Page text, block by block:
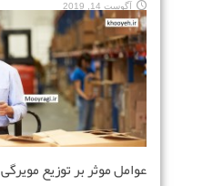
آگوست 14, 2019
عوامل موثر بر توزیع مویرگی